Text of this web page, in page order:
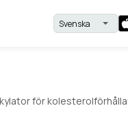
för